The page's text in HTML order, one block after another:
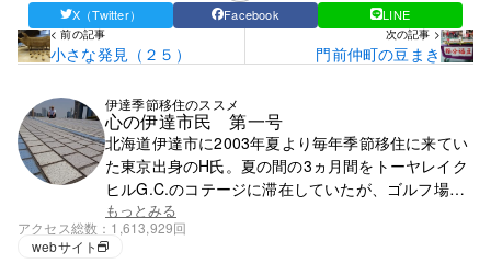
X（Twitter） Facebook LINE
< 前の記事
小さな発見（２５）
次の記事 >
門前仲町の豆まき
伊達季節移住のススメ
心の伊達市民 第一号
北海道伊達市に2003年夏より毎年季節移住に来てい
た東京出身のH氏。夏の間の3ヵ月間をトーヤレイク
ヒルG.C.のコテージに滞在していたが、ゴルフ場の
閉鎖で滞在先を失う。それ以降は行く先が無く、都
心で徘徊の毎日。
もっとみる
アクセス総数
1,613,929回
webサイト